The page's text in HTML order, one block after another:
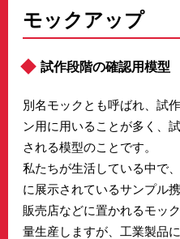
モックアップ
試作段階の確認用模型
別名モックとも呼ばれ、試
ン用に用いることが多く、
される模型のことです。
私たちが生活している中で
に展示されているサンプル
販売店などに置かれるモッ
量生産しますが、工業製品